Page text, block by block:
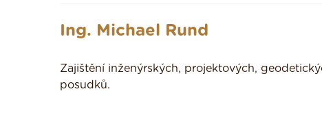
Ing. Michael Rund
Zajištění inženýrských, projektových,
posudků.